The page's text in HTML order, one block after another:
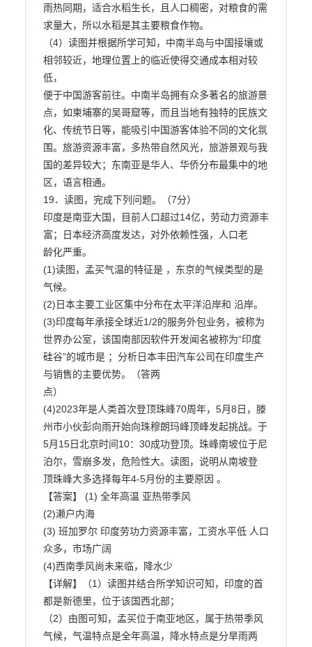
雨热同期，适合水稻生长，且人口稠密，对粮食的需
求量大，所以水稻是其主要粮食作物。
（4）读图并根据所学可知，中南半岛与中国接壤或
相邻较近，地理位置上的临近使得交通成本相对较
低，
便于中国游客前往。中南半岛拥有众多著名的旅游景
点，如柬埔寨的吴哥窟等，而且当地有独特的民族文
化、传统节日等，能吸引中国游客体验不同的文化氛
围。旅游资源丰富，多热带自然风光，旅游景观与我
国的差异较大；东南亚是华人、华侨分布最集中的地
区，语言相通。
19．读图，完成下列问题。（7分）
印度是南亚大国，目前人口超过14亿，劳动力资源丰
富；日本经济高度发达，对外依赖性强，人口老
龄化严重。
(1)读图，孟买气温的特征是 ，东京的气候类型的是
气候。
(2)日本主要工业区集中分布在太平洋沿岸和 沿岸。
(3)印度每年承接全球近1/2的服务外包业务，被称为
世界办公室，该国南部因软件开发闻名被称为“印度
硅谷”的城市是 ；分析日本丰田汽车公司在印度生产
与销售的主要优势。（答两
点）
(4)2023年是人类首次登顶珠峰70周年，5月8日，滕
州市小伙彭向雨开始向珠穆朗玛峰顶峰发起挑战。于
5月15日北京时间10：30成功登顶。珠峰南坡位于尼
泊尔，雪崩多发，危险性大。读图，说明从南坡登
顶珠峰大多选择每年4-5月份的主要原因 。
【答案】 (1) 全年高温 亚热带季风
(2)濑户内海
(3) 班加罗尔 印度劳功力资源丰富，工资水平低 人口
众多，市场广阔
(4)西南季风尚未来临，降水少
【详解】（1）读图并结合所学知识可知，印度的首
都是新德里，位于该国西北部；
（2）由图可知，孟买位于南亚地区，属于热带季风
气候，气温特点是全年高温，降水特点是分旱雨两